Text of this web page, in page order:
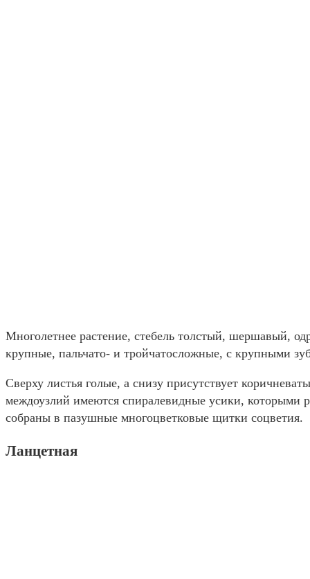
Многолетнее растение, стебель толстый, шершавый,
крупные, пальчато- и тройчатосложные, с крупными
Сверху листья голые, а снизу присутствует
междоузлий имеются спиралевидные усики, которыми
собраны в пазушные многоцветковые щитки соцветия.
Ланцетная